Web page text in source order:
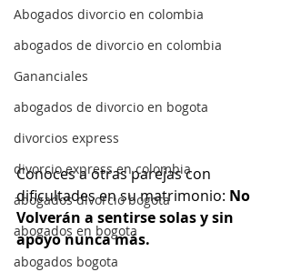
Abogados divorcio en colombia
abogados de divorcio en colombia
Gananciales
abogados de divorcio en bogota
divorcios express
divorcio express en colombia
abogados divorcio bogota
abogados en bogota
abogados bogota
Conoces a otras parejas con
dificultades en su matrimonio: No
Volverán a sentirse solas y sin
apoyo nunca más.